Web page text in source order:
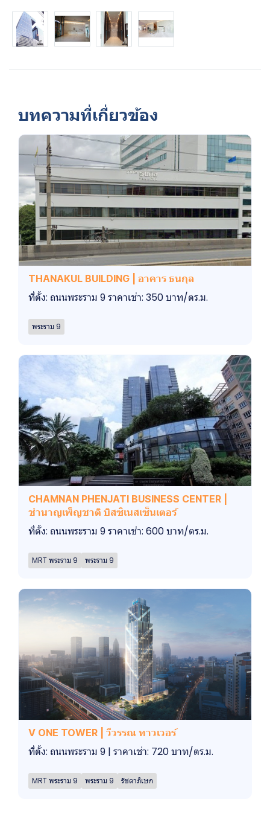
บทความที่เกี่ยวข้อง
THANAKUL BUILDING | อาคาร ธนกุล
ที่ตั้ง: ถนนพระราม 9 ราคาเช่า: 350 บาท/ตร.ม.
พระราม 9
CHAMNAN PHENJATI BUSINESS CENTER |
ชำนาญเพ็ญชาติ บิสซิเนสเซ็นเตอร์
ที่ตั้ง: ถนนพระราม 9 ราคาเช่า: 600 บาท/ตร.ม.
MRT พระราม 9 พระราม 9
V ONE TOWER | วีวรรณ ทาวเวอร์
ที่ตั้ง: ถนนพระราม 9 | ราคาเช่า: 720 บาท/ตร.ม.
MRT พระราม 9 พระราม 9 รัชดาภิเษก